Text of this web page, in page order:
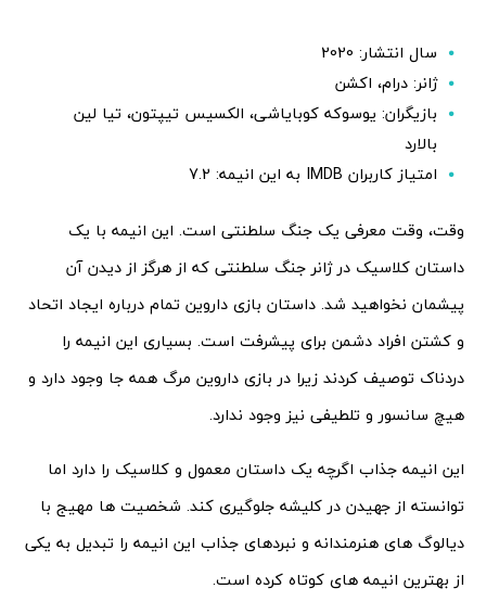
سال انتشار: 2020
ژانر: درام، اکشن
بازیگران: یوسوکه کوبایاشی، الکسیس تیپتون، تیا لین
بالارد
امتیاز کاربران IMDB به این انیمه: 7.2
وقت، وقت معرفی یک جنگ سلطنتی است. این انیمه با یک
داستان کلاسیک در ژانر جنگ سلطنتی که از هرگز از دیدن آن
پیشمان نخواهید شد. داستان بازی داروین تمام درباره ایجاد اتحاد
و کشتن افراد دشمن برای پیشرفت است. بسیاری این انیمه را
دردناک توصیف کردند زیرا در بازی داروین مرگ همه جا وجود دارد و
هیچ سانسور و تلطیفی نیز وجود ندارد.
این انیمه جذاب اگرچه یک داستان معمول و کلاسیک را دارد اما
توانسته از جهیدن در کلیشه جلوگیری کند. شخصیت ها مهیج با
دیالوگ های هنرمندانه و نبردهای جذاب این انیمه را تبدیل به یکی
از بهترین انیمه های کوتاه کرده است.